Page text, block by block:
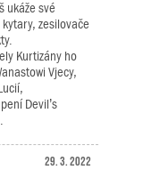
ukáže své
zesilovače
Kurtizány ho
Vjecy,
Devil’s
29. 3. 2022